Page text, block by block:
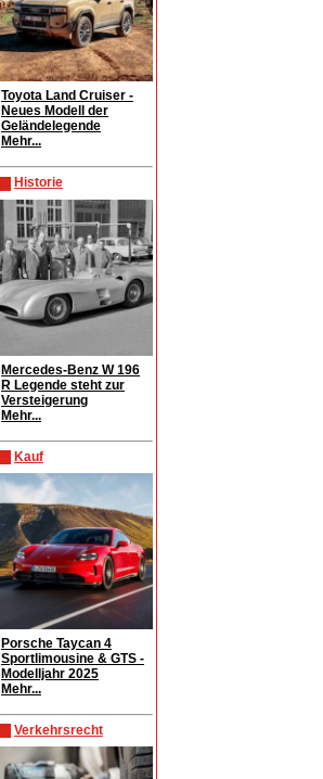
Toyota Land Cruiser -
Neues Modell der
Geländelegende
Mehr...
Historie
Mercedes-Benz W 196
R Legende steht zur
Versteigerung
Mehr...
Kauf
Porsche Taycan 4
Sportlimousine & GTS -
Modelljahr 2025
Mehr...
Verkehrsrecht